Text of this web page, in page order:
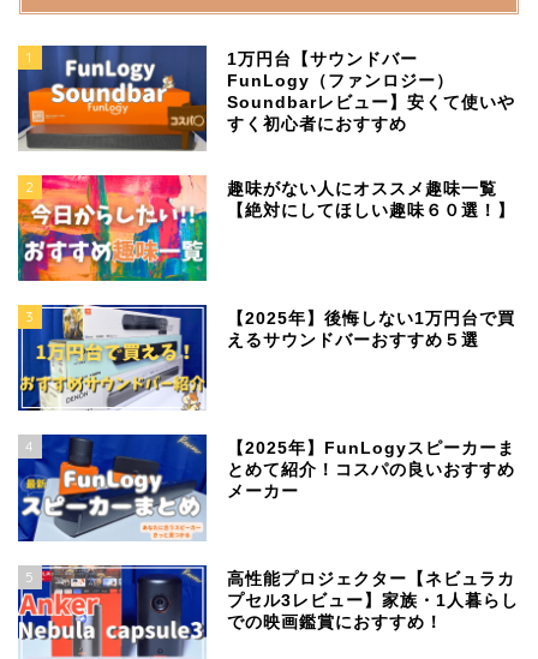
1
1万円台【サウンドバー
FunLogy（ファンロジー）
Soundbarレビュー】安くて使いや
すく初心者におすすめ
2
趣味がない人にオススメ趣味一覧
【絶対にしてほしい趣味６０選！】
3
【2025年】後悔しない1万円台で買
えるサウンドバーおすすめ５選
4
【2025年】FunLogyスピーカーま
とめて紹介！コスパの良いおすすめ
メーカー
5
高性能プロジェクター【ネビュラカ
プセル3レビュー】家族・1人暮らし
での映画鑑賞におすすめ！